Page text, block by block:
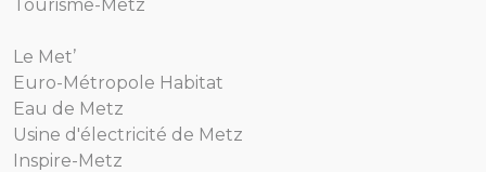
Tourisme-Metz
Le Met’
Euro-Métropole Habitat
Eau de Metz
Usine d'électricité de Metz
Inspire-Metz